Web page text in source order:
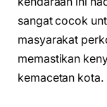
sangat cocok
masyarakat
memastikan
kemacetan kota.